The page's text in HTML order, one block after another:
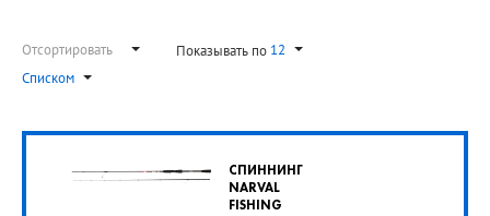
Отсортировать Показывать по 12
Списком
СПИННИНГ
NARVAL
FISHING